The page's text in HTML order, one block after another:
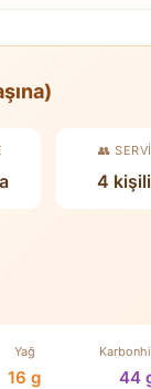
👥
4
Yağ
16 g 44